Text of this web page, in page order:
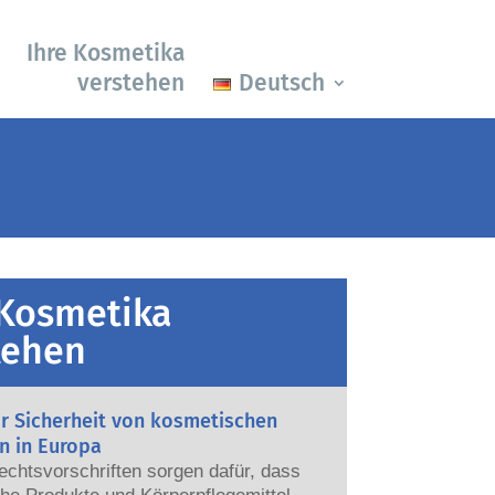
Ihre Kosmetika
verstehen
Deutsch
Sicherheit von kosmetischen
in Europa
sorgen dafür, dass